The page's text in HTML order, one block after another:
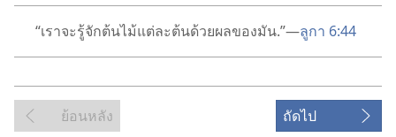
“เราจะรู้จักต้นไม้แต่ละต้นด้วยผลของมัน.”—ลูกา 6:44
ย้อนหลัง ถัดไป